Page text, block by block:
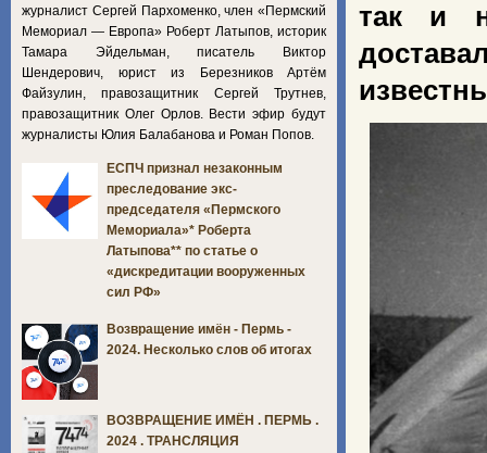
так и
журналист Сергей Пархоменко, член «Пермский
Мемориал — Европа» Роберт Латыпов, историк
Тамара Эйдельман, писатель Виктор
Шендерович, юрист из Березников Артём
Файзулин, правозащитник Сергей Трутнев,
правозащитник Олег Орлов. Вести эфир будут
журналисты Юлия Балабанова и Роман Попов.
ЕСПЧ признал незаконным
преследование экс-
председателя «Пермского
Мемориала»* Роберта
Латыпова** по статье о
«дискредитации вооруженных
сил РФ»
Возвращение имён - Пермь -
2024. Несколько слов об итогах
ВОЗВРАЩЕНИЕ ИМЁН . ПЕРМЬ .
2024 . ТРАНСЛЯЦИЯ